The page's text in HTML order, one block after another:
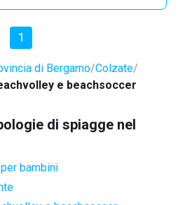
1
di Bergamo Colzate
e beachsoccer
di spiagge nel
bambini